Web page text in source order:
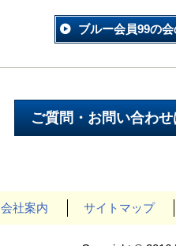
ブルー会員99の
会社案内 サイトマップ